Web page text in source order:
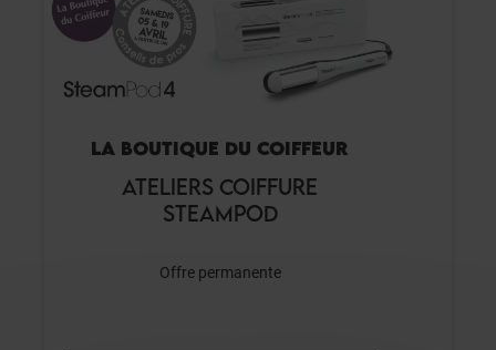
LA BOUTIQUE DU COIFFEUR
ATELIERS COIFFURE
STEAMPOD
Offre permanente